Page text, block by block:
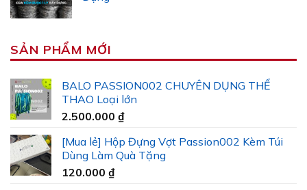
SẢN PHẨM MỚI
BALO PASSION002 CHUYÊN DỤNG THỂ
THAO Loại lớn
2.500.000 ₫
[Mua lẻ] Hộp Đựng Vợt Passion002 Kèm Túi
Dùng Làm Quà Tặng
120.000 ₫